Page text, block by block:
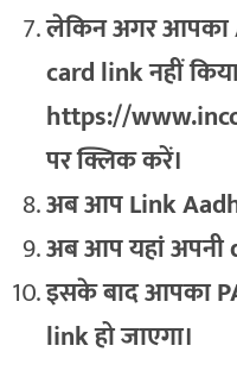
लेकिन अगर आपका
card link नहीं
https://
पर क्लिक करें।
अब आप Link
अब आप यहां अपनी
इसके बाद आपका
link हो जाएगा।